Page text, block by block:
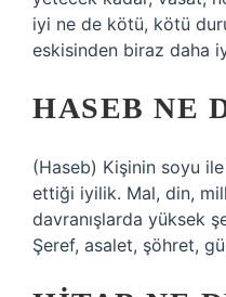
iyi ne de kötü, kötü
eskisinden biraz daha
HASEB NE
(Haseb) Kişinin soyu
ettiği iyilik. Mal, din,
davranışlarda yüksek
Şeref, asalet, şöhret,